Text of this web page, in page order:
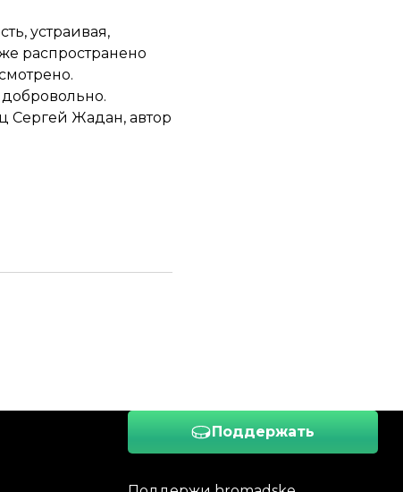
устраивая,
распространено
Сергей Жадан, автор
Поддержать